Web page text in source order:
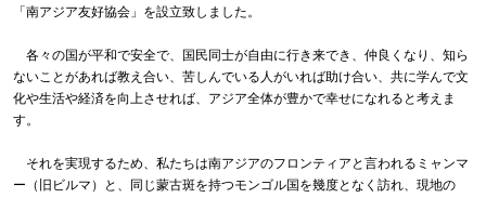
「南アジア友好協会」を設立致しました。
各々の国が平和で安全で、国民同士が自由に行き来でき、仲良くなり、知ら
ないことがあれば教え合い、苦しんでいる人がいれば助け合い、共に学んで文
化や生活や経済を向上させれば、アジア全体が豊かで幸せになれると考えま
す。
それを実現するため、私たちは南アジアのフロンティアと言われるミャンマ
ー（旧ビルマ）と、同じ蒙古斑を持つモンゴル国を幾度となく訪れ、現地の